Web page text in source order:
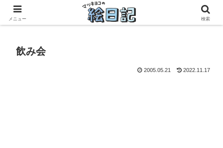
滋賀に移住した50代元主婦、フリーランス×パートの毎日
飲み会
2005.05.21 2022.11.17
メニュー 検索